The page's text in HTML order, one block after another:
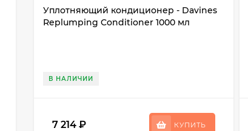
Уплотняющий кондиционер - Davines
Replumping Conditioner 1000 мл
В НАЛИЧИИ
7 214 ₽ КУПИТЬ